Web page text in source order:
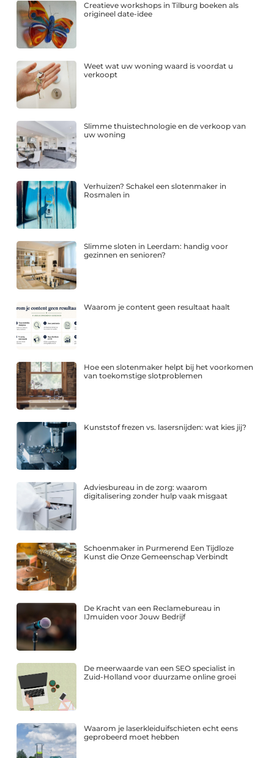
Creatieve workshops in Tilburg boeken als
origineel date-idee
Weet wat uw woning waard is voordat u
verkoopt
Slimme thuistechnologie en de verkoop van
uw woning
Verhuizen? Schakel een slotenmaker in
Rosmalen in
Slimme sloten in Leerdam: handig voor
gezinnen en senioren?
Waarom je content geen resultaat haalt
Hoe een slotenmaker helpt bij het voorkomen
van toekomstige slotproblemen
Kunststof frezen vs. lasersnijden: wat kies jij?
Adviesbureau in de zorg: waarom
digitalisering zonder hulp vaak misgaat
Schoenmaker in Purmerend Een Tijdloze
Kunst die Onze Gemeenschap Verbindt
De Kracht van een Reclamebureau in
IJmuiden voor Jouw Bedrijf
De meerwaarde van een SEO specialist in
Zuid-Holland voor duurzame online groei
Waarom je laserkleiduifschieten echt eens
geprobeerd moet hebben